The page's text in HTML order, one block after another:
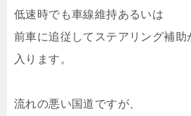
低速時でも車線維持あるいは
前車に追従してステアリング補助
入ります。
流れの悪い国道ですが、